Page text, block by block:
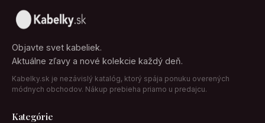
Objavte svet kabeliek.
Aktuálne zľavy a nové kolekcie každý deň.
Kabelky.sk je nezávislý katalóg, ktorý spája ponuku overených
módnych obchodov. Nákup prebieha priamo u predajcu.
Kategórie